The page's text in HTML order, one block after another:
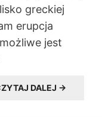
greckiej
erupcja
jest
DALEJ →